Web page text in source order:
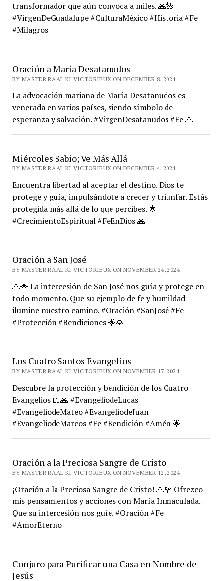
transformador que aún convoca a miles. 🙏🌺
#VirgenDeGuadalupe #CulturaMéxico #Historia #Fe
#Milagros
Oración a María Desatanudos
BY MASTER RA'AL KI VICTORIEUX ON DECEMBER 8, 2024
La advocación mariana de María Desatanudos es
venerada en varios países, siendo símbolo de
esperanza y salvación. #VirgenDesatanudos #Fe 🙏
Miércoles Sabio; Ve Más Allá
BY MASTER RA'AL KI VICTORIEUX ON DECEMBER 4, 2024
Encuentra libertad al aceptar el destino. Dios te
protege y guía, impulsándote a crecer y triunfar. Estás
protegida más allá de lo que percibes. 🌟
#CrecimientoEspiritual #FeEnDios 🙏
Oración a San José
BY MASTER RA'AL KI VICTORIEUX ON NOVEMBER 24, 2024
🙏🌟 La intercesión de San José nos guía y protege en
todo momento. Que su ejemplo de fe y humildad
ilumine nuestro camino. #Oración #SanJosé #Fe
#Protección #Bendiciones 🌟🙏
Los Cuatro Santos Evangelios
BY MASTER RA'AL KI VICTORIEUX ON NOVEMBER 17, 2024
Descubre la protección y bendición de los Cuatro
Evangelios 📖🙏 #EvangeliodeLucas
#EvangeliodeMateo #EvangeliodeJuan
#EvangeliodeMarcos #Fe #Bendición #Amén 🌟
Oración a la Preciosa Sangre de Cristo
BY MASTER RA'AL KI VICTORIEUX ON NOVEMBER 12, 2024
¡Oración a la Preciosa Sangre de Cristo! 🙏🌹 Ofrezco
mis pensamientos y acciones con María Inmaculada.
Que su intercesión nos guíe. #Oración #Fe
#AmorEterno
Conjuro para Purificar una Casa en Nombre de
Jesús